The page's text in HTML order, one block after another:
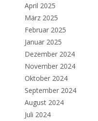
April 2025
März 2025
Februar 2025
Januar 2025
Dezember 2024
November 2024
Oktober 2024
September 2024
August 2024
Juli 2024